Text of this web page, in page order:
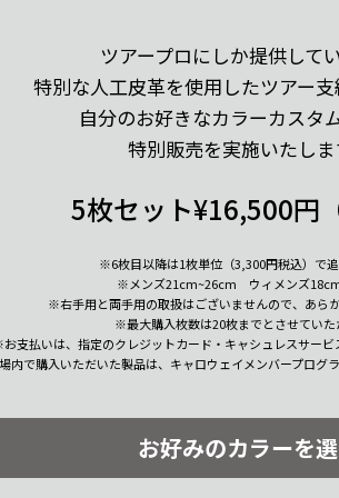
ツアープロにしか提供して
特別な人工皮革を使用したツアー
自分のお好きなカラーカスタ
特別販売を実施いたしま
5枚セット¥16,500円
※6枚目以降は1枚単位（3,300円税込）で
※メンズ21cm~26cm ウィメンズ
※右手用と両手用の取扱はございませんので、あら
※最大購入枚数は20枚までとさせていた
支払いは、指定のクレジットカード・キャシュレスサービ
内で購入いただいた製品は、 キャロウェイメンバープログ
お好みのカラーを